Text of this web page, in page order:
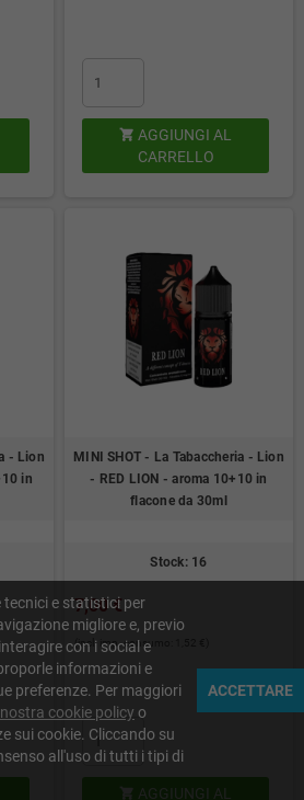
 AGGIUNGI AL
CARRELLO
- Lion
in
MINI SHOT - La Tabaccheria - Lion
- RED LION - aroma 10+10 in
flacone da 30ml
Stock: 16
7,00 €
(incl. imp. consumo: 1,52 €)
 AGGIUNGI AL
e statistici per
migliore e, previo
con i social e
informazioni e
preferenze. Per maggiori
nostra cookie policy o
sui cookie. Cliccando su
all'uso di tutti i tipi di
ACCETTARE